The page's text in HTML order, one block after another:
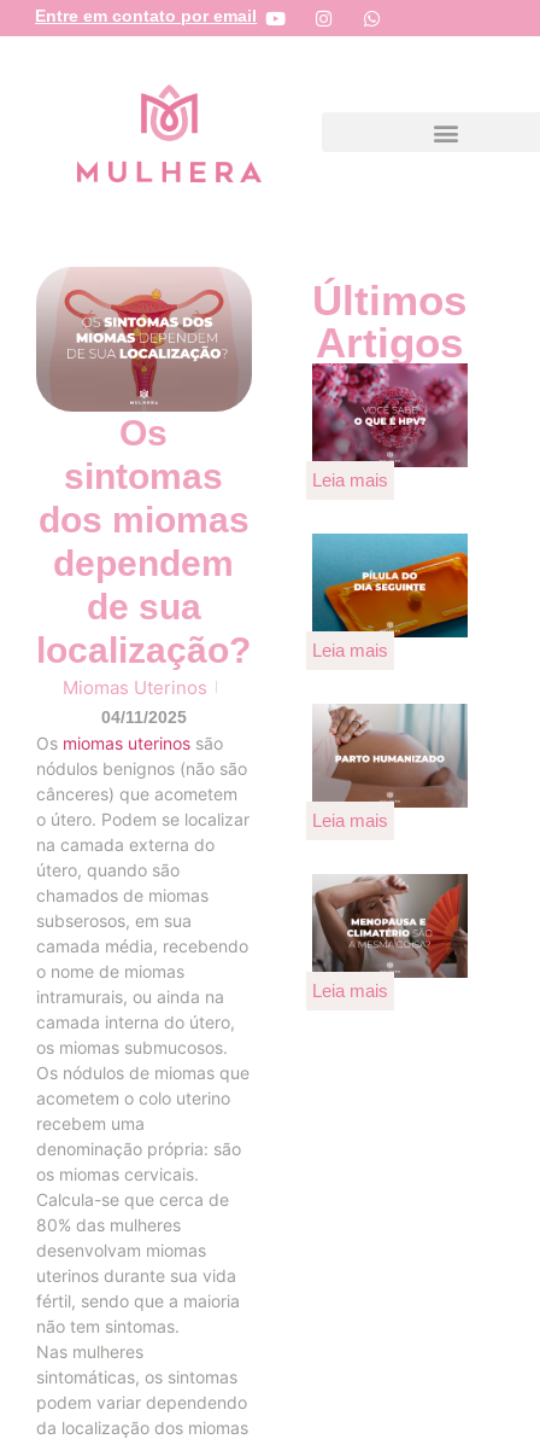
Entre em contato por email
Os
sintomas
dos miomas
dependem
de sua
localização?
Miomas Uterinos
04/11/2025
Os miomas uterinos são
nódulos benignos (não são
cânceres) que acometem
o útero. Podem se localizar
na camada externa do
útero, quando são
chamados de miomas
subserosos, em sua
camada média, recebendo
o nome de miomas
intramurais, ou ainda na
camada interna do útero,
os miomas submucosos.
Os nódulos de miomas que
acometem o colo uterino
recebem uma
denominação própria: são
os miomas cervicais.
Calcula-se que cerca de
80% das mulheres
desenvolvam miomas
uterinos durante sua vida
fértil, sendo que a maioria
não tem sintomas.
Nas mulheres
sintomáticas, os sintomas
podem variar dependendo
da localização dos miomas
Últimos
Artigos
Leia mais
Leia mais
Leia mais
Leia mais